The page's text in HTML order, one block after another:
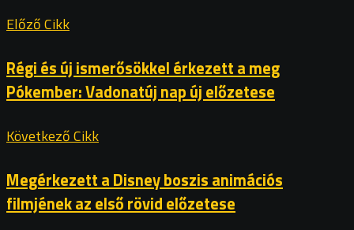
Előző Cikk
Régi és új ismerősökkel érkezett a meg
Pókember: Vadonatúj nap új előzetese
Következő Cikk
Megérkezett a Disney boszis animációs
filmjének az első rövid előzetese